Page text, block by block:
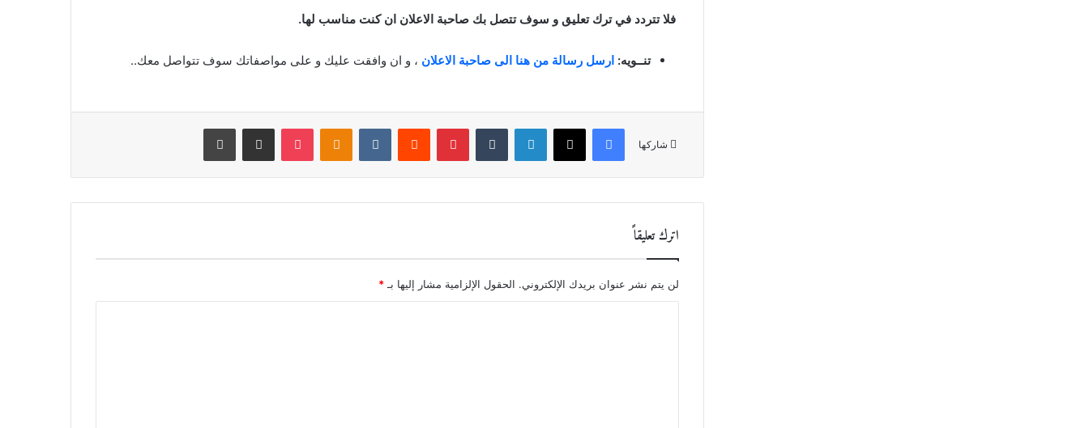
فلا تتردد في ترك تعليق و سوف تتصل بك صاحبة الاعلان ان كنت مناسب لها.
تنــويه: ارسل رسالة من هنا الى صاحبة الاعلان ، و ان وافقت عليك و على مواصفاتك سوف تتواصل معك..
شاركها
فيسبوك لينكدإن بينتيريست بوكيت
اترك تعليقاً
لن يتم نشر عنوان بريدك الإلكتروني. الحقول الإلزامية مشار إليها بـ *